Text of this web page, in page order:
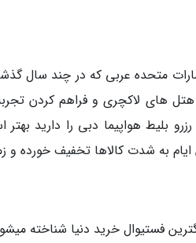
متحده عربی که در چند سال
های لاکچری و فراهم کردن
بلیط هواپیما دبی را دارید
ایام به شدت کالاها تخفیف خورده